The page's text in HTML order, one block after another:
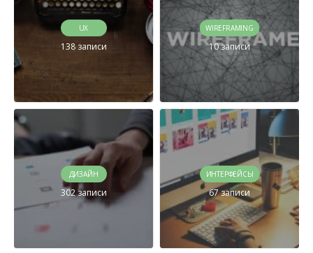
UX
138 записи
WIREFRAMING
10 записи
ДИЗАЙН
302 записи
ИНТЕРФЕЙСЫ
67 записи